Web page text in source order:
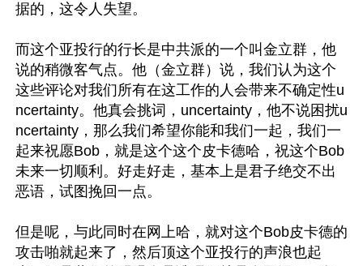
据的，这令人失望。
而这个亚投行的行长是中共派的一个叫金立群，他
说的稍微客气点。他（金立群）说，我们认为这个
这些评论对我们所有在这工作的人会带来不确定性u
ncertainty。他真会挑词，uncertainty，他不说困扰u
ncertainty，那么我们希望你能和我们一起，我们一
起来祝愿Bob，就是这个这个皮卡德哈，祝这个Bob
未来一切顺利。好走好走，基本上是君子绝交不出
恶语，试图挽回一点。
但是呢，与此同时在网上哈，就对这个Bob皮卡德的
攻击啪就起来了，然后顶这个亚投行的声浪也起